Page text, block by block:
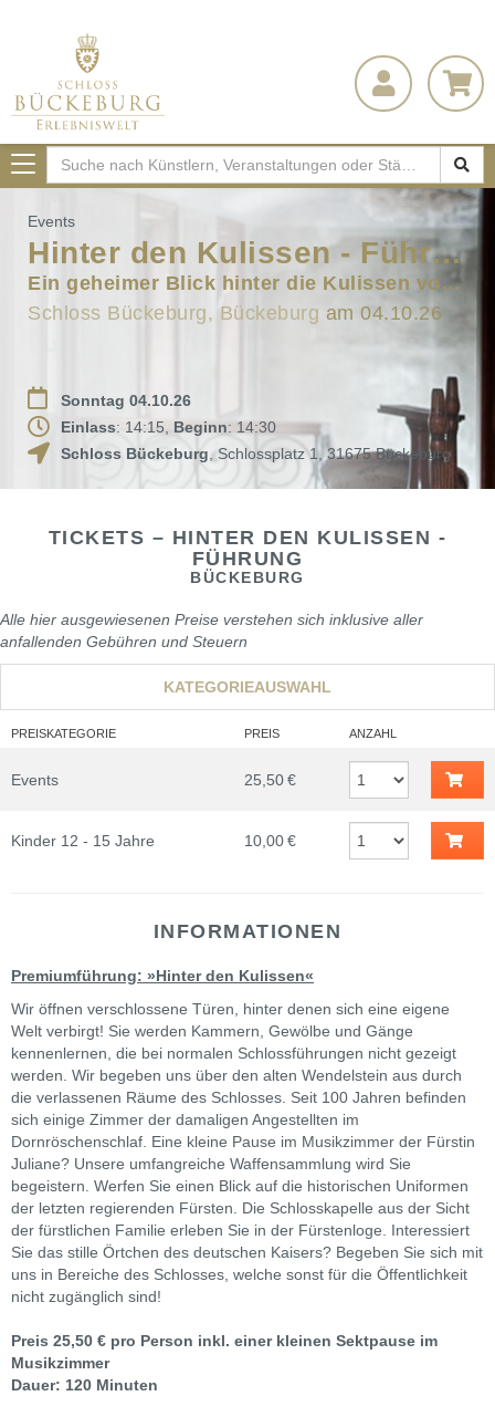
Toggle
navigation
Events
Hinter den Kulissen - Führung
Ein geheimer Blick hinter die Kulissen von Schloss Bückeburg
Schloss Bückeburg, Bückeburg am 04.10.26
Sonntag 04.10.26
Einlass: 14:15, Beginn: 14:30
Schloss Bückeburg , Schlossplatz 1 ,31675 Bückeburg
TICKETS – HINTER DEN KULISSEN -
FÜHRUNG
BÜCKEBURG
Alle hier ausgewiesenen Preise verstehen sich inklusive aller
anfallenden Gebühren und Steuern
KATEGORIEAUSWAHL
PREISKATEGORIE PREIS ANZAHL
Events 25,50 €
Kinder 12 - 15 Jahre 10,00 €
INFORMATIONEN
Premiumführung: »Hinter den Kulissen«
Wir öffnen verschlossene Türen, hinter denen sich eine eigene
Welt verbirgt! Sie werden Kammern, Gewölbe und Gänge
kennenlernen, die bei normalen Schlossführungen nicht gezeigt
werden. Wir begeben uns über den alten Wendelstein aus durch
die verlassenen Räume des Schlosses. Seit 100 Jahren befinden
sich einige Zimmer der damaligen Angestellten im
Dornröschenschlaf. Eine kleine Pause im Musikzimmer der Fürstin
Juliane? Unsere umfangreiche Waffensammlung wird Sie
begeistern. Werfen Sie einen Blick auf die historischen Uniformen
der letzten regierenden Fürsten. Die Schlosskapelle aus der Sicht
der fürstlichen Familie erleben Sie in der Fürstenloge. Interessiert
Sie das stille Örtchen des deutschen Kaisers? Begeben Sie sich mit
uns in Bereiche des Schlosses, welche sonst für die Öffentlichkeit
nicht zugänglich sind!
Preis 25,50 € pro Person inkl. einer kleinen Sektpause im
Musikzimmer
Dauer: 120 Minuten